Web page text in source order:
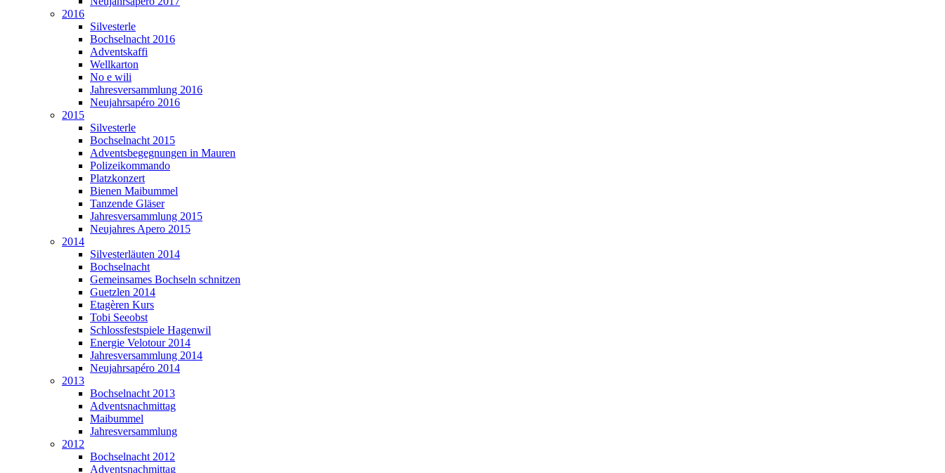
2016
Silvesterle
Bochselnacht 2016
Adventskaffi
Wellkarton
No e wili
Jahresversammlung 2016
Neujahrsapéro 2016
2015
Silvesterle
Bochselnacht 2015
Adventsbegegnungen in Mauren
Polizeikommando
Platzkonzert
Bienen Maibummel
Tanzende Gläser
Jahresversammlung 2015
Neujahres Apero 2015
2014
Silvesterläuten 2014
Bochselnacht
Gemeinsames Bochseln schnitzen
Guetzlen 2014
Etagèren Kurs
Tobi Seeobst
Schlossfestspiele Hagenwil
Energie Velotour 2014
Jahresversammlung 2014
Neujahrsapéro 2014
2013
Bochselnacht 2013
Adventsnachmittag
Maibummel
Jahresversammlung
2012
Bochselnacht 2012
Adventsnachmittag